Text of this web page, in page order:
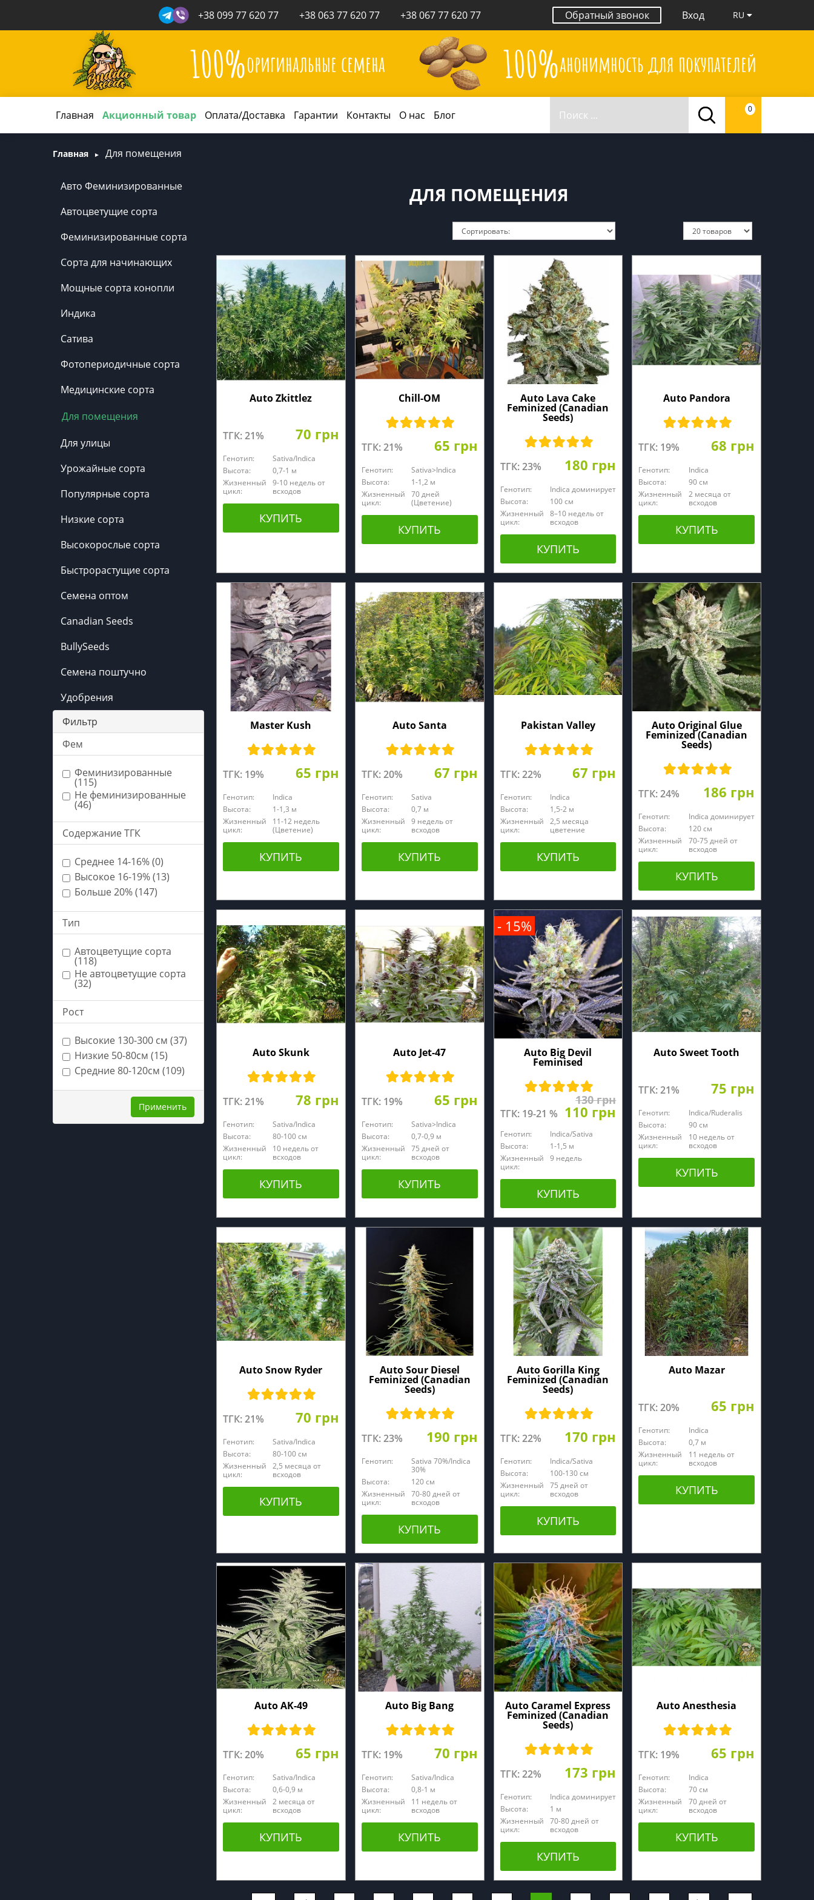
+38 099 77 620 77 +38 063 77 620 77 +38 067 77 620 77 Обратный звонок Вход RU
100%оригинальные семена 100%анонимность для покупателей
Главная Акционный товар Оплата/Доставка Гарантии Контакты О нас Блог 0
Главная Для помещения
Авто Феминизированные
Автоцветущие сорта
Феминизированные сорта
Сорта для начинающих
Мощные сорта конопли
Индика
Сатива
Фотопериодичные сорта
Медицинские сорта
Для помещения
Для улицы
Урожайные сорта
Популярные сорта
Низкие сорта
Высокорослые сорта
Быстрорастущие сорта
Семена оптом
Canadian Seeds
BullySeeds
Семена поштучно
Удобрения
Фильтр
Фем
Феминизированные
(115)
Не феминизированные
(46)
Содержание ТГК
Среднее 14-16% (0)
Высокое 16-19% (13)
Больше 20% (147)
Тип
Автоцветущие сорта
(118)
Не автоцветущие сорта
(32)
Рост
Высокие 130-300 см (37)
Низкие 50-80см (15)
Средние 80-120см (109)
Применить
ДЛЯ ПОМЕЩЕНИЯ
Auto Zkittlez
ТГК: 21% 70 грн
Генотип:
Sativa/Indica
Высота:
0,7-1 м
Жизненный
цикл:
9-10 недель от
всходов
КУПИТЬ
Chill-OM
ТГК: 21% 65 грн
Генотип:
Sativa>Indica
Высота:
1-1,2 м
Жизненный
цикл:
70 дней
(Цветение)
КУПИТЬ
Auto Lava Cake
Feminized (Canadian
Seeds)
ТГК: 23% 180 грн
Генотип:
Indica доминирует
Высота:
100 cм
Жизненный
цикл:
8–10 недель от
всходов
КУПИТЬ
Auto Pandora
ТГК: 19% 68 грн
Генотип:
Indica
Высота:
90 см
Жизненный
цикл:
2 месяца от
всходов
КУПИТЬ
Master Kush
ТГК: 19% 65 грн
Генотип:
Indica
Высота:
1-1,3 м
Жизненный
цикл:
11-12 недель
(Цветение)
КУПИТЬ
Auto Santa
ТГК: 20% 67 грн
Генотип:
Sativa
Высота:
0,7 м
Жизненный
цикл:
9 недель от
всходов
КУПИТЬ
Pakistan Valley
ТГК: 22% 67 грн
Генотип:
Indica
Высота:
1,5-2 м
Жизненный
цикл:
2,5 месяца
цветение
КУПИТЬ
Auto Original Glue
Feminized (Canadian
Seeds)
ТГК: 24% 186 грн
Генотип:
Indica доминирует
Высота:
120 cм
Жизненный
цикл:
70-75 дней от
всходов
КУПИТЬ
Auto Skunk
ТГК: 21% 78 грн
Генотип:
Sativa/Indica
Высота:
80-100 см
Жизненный
цикл:
10 недель от
всходов
КУПИТЬ
Auto Jet-47
ТГК: 19% 65 грн
Генотип:
Sativa>Indica
Высота:
0,7-0,9 м
Жизненный
цикл:
75 дней от
всходов
КУПИТЬ
Auto Big Devil
Feminised
ТГК: 19-21 %
130 грн
110 грн
Генотип:
Indica/Sativa
Высота:
1-1,5 м
Жизненный
цикл:
9 недель
КУПИТЬ
- 15%
Auto Sweet Tooth
ТГК: 21% 75 грн
Генотип:
Indica/Ruderalis
Высота:
90 см
Жизненный
цикл:
10 недель от
всходов
КУПИТЬ
Auto Snow Ryder
ТГК: 21% 70 грн
Генотип:
Sativa/Indica
Высота:
80-100 см
Жизненный
цикл:
2,5 месяца от
всходов
КУПИТЬ
Auto Sour Diesel
Feminized (Canadian
Seeds)
ТГК: 23% 190 грн
Генотип:
Sativa 70%/Indica
30%
Высота:
120 cм
Жизненный
цикл:
70-80 дней от
всходов
КУПИТЬ
Auto Gorilla King
Feminized (Canadian
Seeds)
ТГК: 22% 170 грн
Генотип:
Indica/Sativa
Высота:
100-130 cм
Жизненный
цикл:
75 дней от
всходов
КУПИТЬ
Auto Mazar
ТГК: 20% 65 грн
Генотип:
Indica
Высота:
0,7 м
Жизненный
цикл:
11 недель от
всходов
КУПИТЬ
Auto AK-49
ТГК: 20% 65 грн
Генотип:
Sativa/Indica
Высота:
0,6-0,9 м
Жизненный
цикл:
2 месяца от
всходов
КУПИТЬ
Auto Big Bang
ТГК: 19% 70 грн
Генотип:
Sativa/Indica
Высота:
0,8-1 м
Жизненный
цикл:
11 недель от
всходов
КУПИТЬ
Auto Caramel Express
Feminized (Canadian
Seeds)
ТГК: 22% 173 грн
Генотип:
Indica доминирует
Высота:
1 м
Жизненный
цикл:
70-80 дней от
всходов
КУПИТЬ
Auto Anesthesia
ТГК: 19% 65 грн
Генотип:
Indica
Высота:
70 см
Жизненный
цикл:
70 дней от
всходов
КУПИТЬ